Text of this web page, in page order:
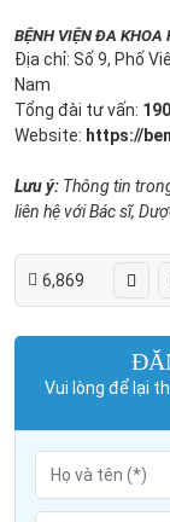
BỆNH VIỆN ĐA KHOA
Địa chỉ: Số 9, Phố
Nam
Tổng đài tư vấn:
Website: https://
Lưu ý: Thông tin
liên hệ với Bác sĩ,
6,869
Vui lòng để lại